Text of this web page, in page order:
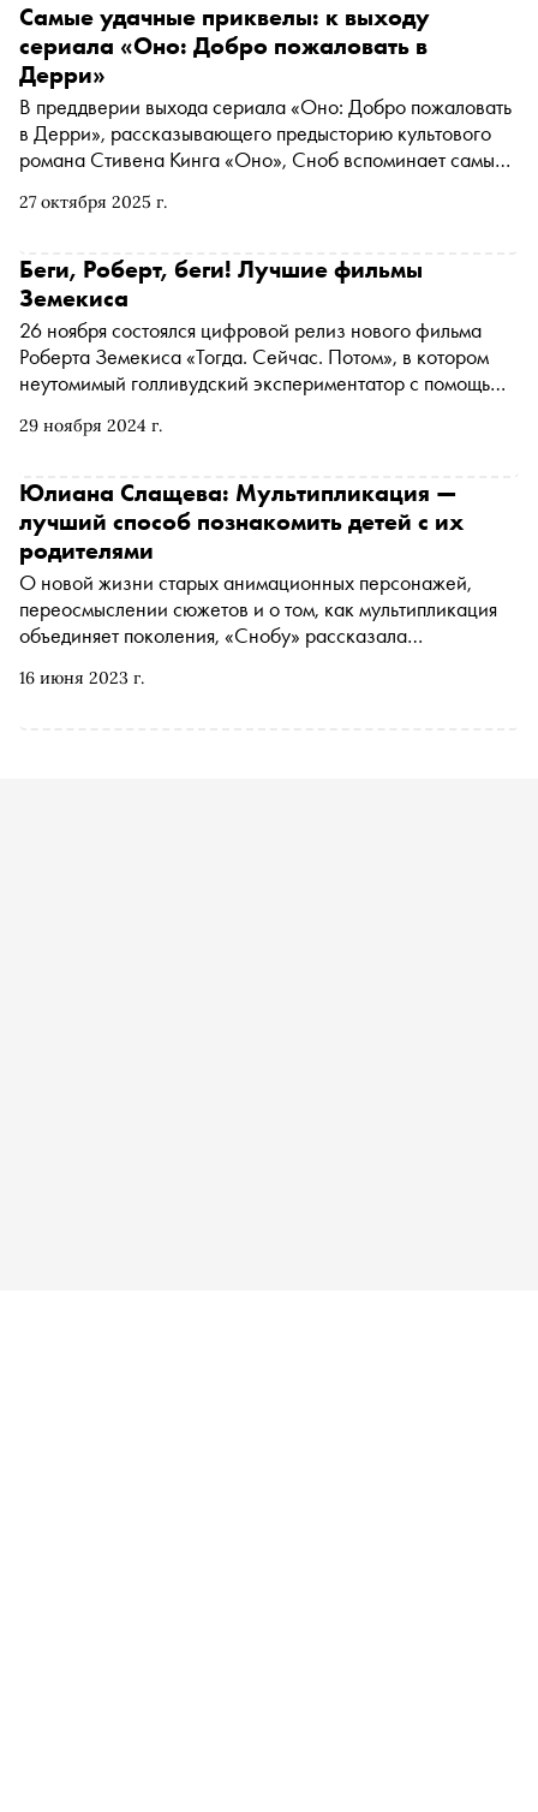
27 октября 2025 г.
Самые удачные приквелы: к выходу
сериала «Оно: Добро пожаловать в
Дерри»
В преддверии выхода сериала «Оно: Добро пожаловать
в Дерри», рассказывающего предысторию культового
романа Стивена Кинга «Оно», Сноб вспоминает самые
29 ноября 2024 г.
Беги, Роберт, беги! Лучшие фильмы
Земекиса
26 ноября состоялся цифровой релиз нового фильма
Роберта Земекиса «Тогда. Сейчас. Потом», в котором
неутомимый голливудский экспериментатор с помощью
Тома Хэнкса и Робин Райт — осваивает технологию real-
вспомнить самые главные фильмы (и эксперименты) в
карьере режиссера
16 июня 2023 г.
Юлиана Слащева: Мультипликация —
лучший способ познакомить детей с их
родителями
О новой жизни старых анимационных персонажей,
переосмыслении сюжетов и о том, как мультипликация
объединяет поколения, «Снобу» рассказала
Юлиана Слащева, участница Форума креативного